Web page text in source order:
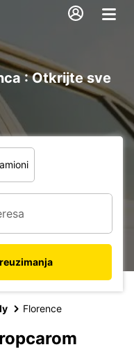
: Otkrijte sve
Florence